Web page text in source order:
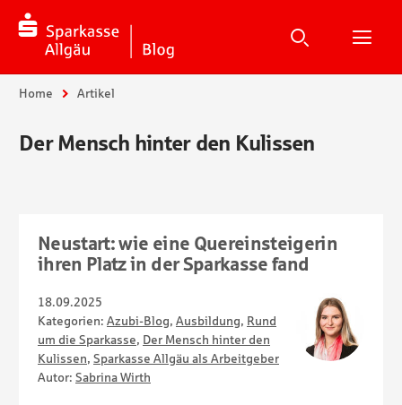
Suche
Suche
Sie sind hier:
Home Artikel
Der Mensch hinter den Kulissen
Neustart: wie eine Quereinsteigerin
ihren Platz in der Sparkasse fand
18.09.2025
Kategorien: Azubi-Blog, Ausbildung, Rund
um die Sparkasse, Der Mensch hinter den
Kulissen, Sparkasse Allgäu als Arbeitgeber
Autor: Sabrina Wirth